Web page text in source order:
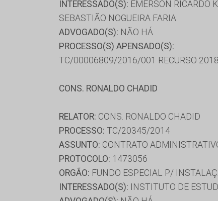
INTERESSADO(S): EMERSON RICARDO
SEBASTIÃO NOGUEIRA FARIA
ADVOGADO(S): NÃO HÁ
PROCESSO(S) APENSADO(S):
TC/00006809/2016/001 RECURSO 2018
CONS. RONALDO CHADID
RELATOR: CONS. RONALDO CHADID
PROCESSO: TC/20345/2014
ASSUNTO: CONTRATO
PROTOCOLO: 1473056
ORGÃO: FUNDO ESPECIAL P/
INTERESSADO(S): INSTITUTO DE